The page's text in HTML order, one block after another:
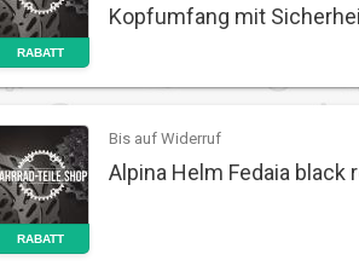
RABATT
Kopfumfang mit
RABATT
Bis auf Widerruf
Alpina Helm Fedaia black